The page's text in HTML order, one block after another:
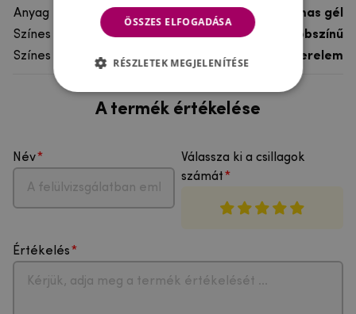
Anyag
rugalmas gél
Színes
többszínű
Színes motívum
Szerelem
A termék értékelése
Név
Válassza ki a csillagok
számát
Értékelés
ÖSSZES ELFOGADÁSA
RÉSZLETEK MEGJELENÍTÉSE